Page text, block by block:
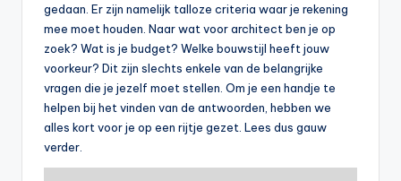
gedaan. Er zijn namelijk talloze criteria waar je rekening
mee moet houden. Naar wat voor architect ben je op
zoek? Wat is je budget? Welke bouwstijl heeft jouw
voorkeur? Dit zijn slechts enkele van de belangrijke
vragen die je jezelf moet stellen. Om je een handje te
helpen bij het vinden van de antwoorden, hebben we
alles kort voor je op een rijtje gezet. Lees dus gauw
verder.